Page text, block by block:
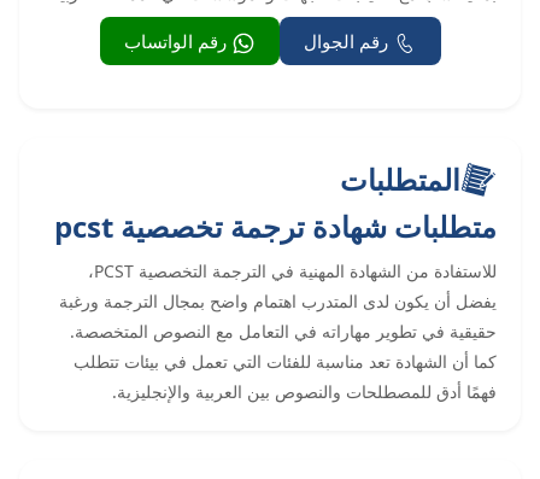
رقم الجوال رقم الواتساب
المتطلبات
متطلبات شهادة ترجمة تخصصية pcst
للاستفادة من الشهادة المهنية في الترجمة التخصصية PCST،
يفضل أن يكون لدى المتدرب اهتمام واضح بمجال الترجمة ورغبة
حقيقية في تطوير مهاراته في التعامل مع النصوص المتخصصة.
كما أن الشهادة تعد مناسبة للفئات التي تعمل في بيئات تتطلب
فهمًا أدق للمصطلحات والنصوص بين العربية والإنجليزية.